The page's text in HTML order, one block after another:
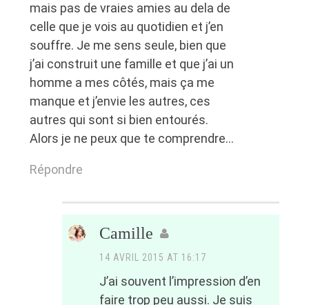
mais pas de vraies amies au dela de
celle que je vois au quotidien et j’en
souffre. Je me sens seule, bien que
j’ai construit une famille et que j’ai un
homme a mes côtés, mais ça me
manque et j’envie les autres, ces
autres qui sont si bien entourés.
Alors je ne peux que te comprendre…
Répondre
Camille
14 AVRIL 2015 AT 16:17
J’ai souvent l’impression d’en
faire trop peu aussi. Je suis